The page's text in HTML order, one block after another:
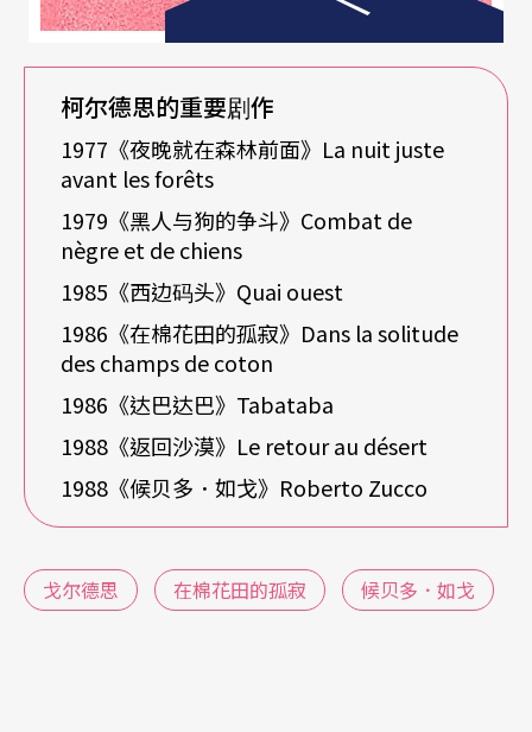
ctacle）；言下之意，他的剧本可以不受演出影响，
纯粹当文学作品阅读（注3）。这种公然表示所编为
文学剧本的态度，实为西洋戏剧发展史上的反潮流
之举。
我们知道廿世纪下半叶的西方剧场一方面受到「荒
谬剧场」的猛烈冲击，戏剧语言可说溃不成军，以
至于每个生于贝克特以后的剧作者都要苦思面对
「荒谬剧场：文学性剧场的终点站到了，大家下
车」的窘境（注4）。在这种连创作的工具──文字
──都受到严重质疑的情况下，该如何再提笔编剧
呢？
风行，尤其是不以文学剧本为表演基础的「视觉剧
柯尔德思的重要剧作
1977《夜晚就在森林前面》La nuit juste
avant les forêts
1979《黑人与狗的争斗》Combat de
nègre et de chiens
1985《西边码头》Quai ouest
1986《在棉花田的孤寂》Dans la solitude
des champs de coton
1986《达巴达巴》Tabataba
1988《返回沙漠》Le retour au désert
1988《候贝多．如戈》Roberto Zucco
戈尔德思 在棉花田的孤寂 候贝多．如戈